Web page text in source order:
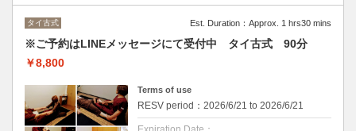
「世界一気持ちいいマッサージ」と称され
ほぐし、ストレッチ、セン(つぼ)へのアプロ
ーチで心身のバランスを整えます。
日々の生活やストレスでお疲れの心に。
タイ古式 Est. Duration：Approx. 1 hrs30 mins
※ご予約はLINEメッセージにて受付中 タイ古式 90分
￥8,800
Terms of use
RESV period：2026/6/21 to 2026/6/21